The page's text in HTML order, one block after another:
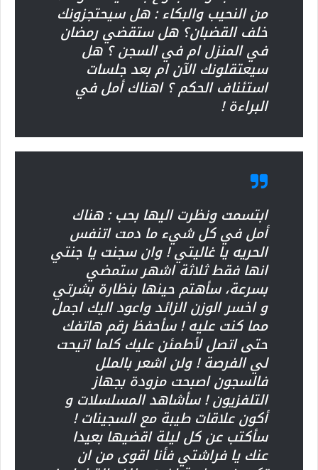
من النحيب والبكاء : هل سيحتجزونك
خلف القضبان؟ هل ستقضي رمضان
في المنزل ام في السجن ؟ هل
سيعتقلونك الآن ام بعد جلسات
استئناف الحكم ؟ اهناك أمل في
البراءة !
ابتسمت ونظرت اليها بحب : هناك
أمل في كل شيء ما دمت اتنفس
الحريه يا غاليتي ! وان سجنت يا جنتي
انها فقط ثلاثة اشهر ستمضي
بسرعة، سأهتم حينها بنظارة بشرتي
و اخسر الوزن الزائد واعود اليك اجمل
مما كنت عليه ! سأحفظ رقم هاتفك
حتى اتصل لأطمئن عليك كلما اتيحت
لي الفرصة ! ولن اشعر بالملل
فالسجون اصبحت مزودة بجهاز
التلفزيون ! سأشاهد المسلسلات و
أكون علاقات طيبة مع السجينات !
سأكتب عن كل ليلة اقضيها بعيدا
عنك يا فراشتي فأنا اقوى من ان